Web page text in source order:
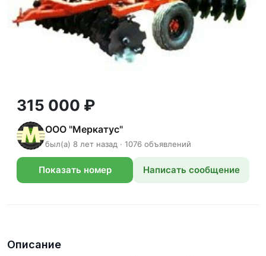
315 000 ₽
ООО "Меркатус"
был(а) 8 лет назад · 1076 объявлений
Показать номер Написать сообщение
Описание